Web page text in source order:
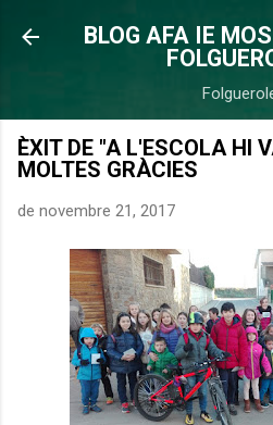
Salta al
BLOG AFA IE
ÈXIT DE "A L'ESCOLA HI
MOLTES GRÀCIES
de novembre 21, 2017